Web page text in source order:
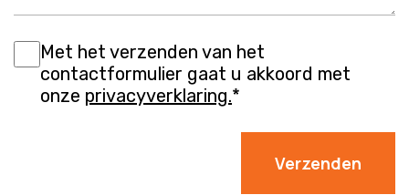
Met het verzenden van het
contactformulier gaat u akkoord met
onze privacyverklaring.*
Verzenden